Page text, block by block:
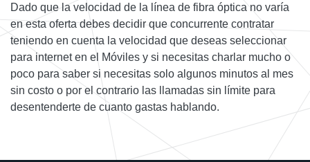
Dado que la velocidad de la línea de fibra óptica no varía
en esta oferta debes decidir que concurrente contratar
teniendo en cuenta la velocidad que deseas seleccionar
para internet en el Móviles y si necesitas charlar mucho o
poco para saber si necesitas solo algunos minutos al mes
sin costo o por el contrario las llamadas sin límite para
desentenderte de cuanto gastas hablando.